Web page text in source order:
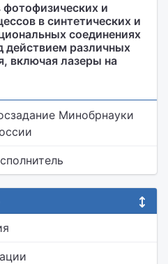
и
в синтетических и
соединениях
действием различных
включая лазеры на
Минобрнауки